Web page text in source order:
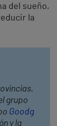
del sueño,
la
grupo
Goodg
y la